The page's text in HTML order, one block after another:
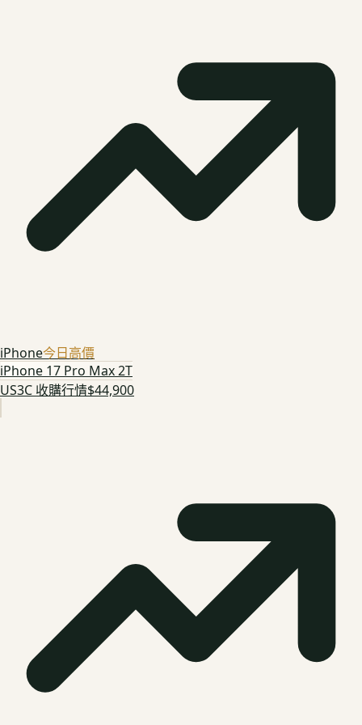
iPhone今日高價
iPhone 17 Pro Max 2T
US3C 收購行情$44,900